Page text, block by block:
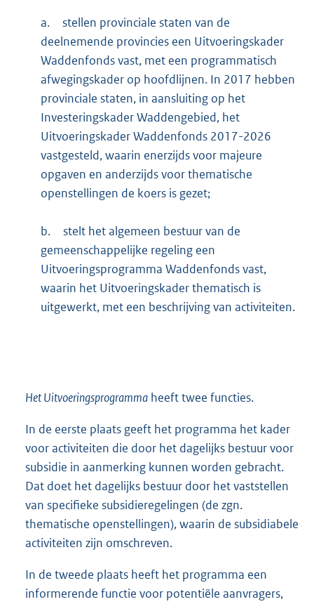
a.
stellen provinciale staten van de
deelnemende provincies een Uitvoeringskader
Waddenfonds vast, met een programmatisch
afwegingskader op hoofdlijnen. In 2017 hebben
provinciale staten, in aansluiting op het
Investeringskader Waddengebied, het
Uitvoeringskader Waddenfonds 2017-2026
vastgesteld, waarin enerzijds voor majeure
opgaven en anderzijds voor thematische
openstellingen de koers is gezet;
b.
stelt het algemeen bestuur van de
gemeenschappelijke regeling een
Uitvoeringsprogramma Waddenfonds vast,
waarin het Uitvoeringskader thematisch is
uitgewerkt, met een beschrijving van activiteiten.
Het Uitvoeringsprogramma heeft twee functies.
In de eerste plaats geeft het programma het kader
voor activiteiten die door het dagelijks bestuur voor
subsidie in aanmerking kunnen worden gebracht.
Dat doet het dagelijks bestuur door het vaststellen
van specifieke subsidieregelingen (de zgn.
thematische openstellingen), waarin de subsidiabele
activiteiten zijn omschreven.
In de tweede plaats heeft het programma een
informerende functie voor potentiële aanvragers,